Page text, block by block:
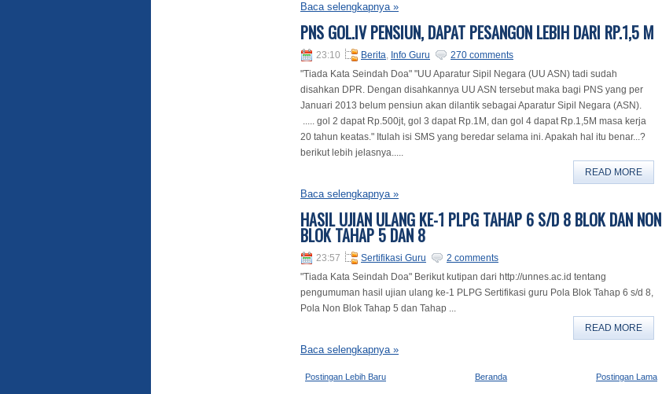
Baca selengkapnya »
PNS GOL.IV PENSIUN, DAPAT PESANGON LEBIH DARI RP.1,5 M
23:10 Berita, Info Guru
270 comments
"Tiada Kata Seindah Doa" "UU Aparatur Sipil Negara (UU ASN) tadi sudah
disahkan DPR. Dengan disahkannya UU ASN tersebut maka bagi PNS yang per
Januari 2013 belum pensiun akan dilantik sebagai Aparatur Sipil Negara (ASN).
..... gol 2 dapat Rp.500jt, gol 3 dapat Rp.1M, dan gol 4 dapat Rp.1,5M masa kerja
20 tahun keatas." Itulah isi SMS yang beredar selama ini. Apakah hal itu benar...?
berikut lebih jelasnya.....
READ MORE
Baca selengkapnya »
HASIL UJIAN ULANG KE-1 PLPG TAHAP 6 S/D 8 BLOK DAN NON
BLOK TAHAP 5 DAN 8
23:57 Sertifikasi Guru
2 comments
"Tiada Kata Seindah Doa" Berikut kutipan dari http://unnes.ac.id tentang
pengumuman hasil ujian ulang ke-1 PLPG Sertifikasi guru Pola Blok Tahap 6 s/d 8,
Pola Non Blok Tahap 5 dan Tahap ...
READ MORE
Baca selengkapnya »
Postingan Lebih Baru Postingan Lama
Beranda